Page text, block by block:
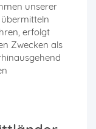
unserer
erfolgt
Zwecken als